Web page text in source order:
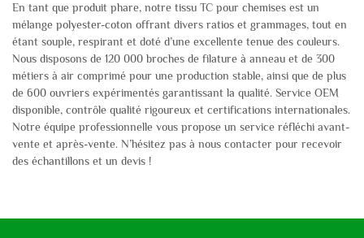
En tant que produit phare, notre tissu TC pour chemises est un
mélange polyester-coton offrant divers ratios et grammages, tout en
étant souple, respirant et doté d’une excellente tenue des couleurs.
Nous disposons de 120 000 broches de filature à anneau et de 300
métiers à air comprimé pour une production stable, ainsi que de plus
de 600 ouvriers expérimentés garantissant la qualité. Service OEM
disponible, contrôle qualité rigoureux et certifications internationales.
Notre équipe professionnelle vous propose un service réfléchi avant-
vente et après-vente. N’hésitez pas à nous contacter pour recevoir
des échantillons et un devis !